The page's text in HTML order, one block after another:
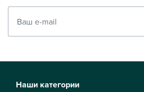
Наши категории